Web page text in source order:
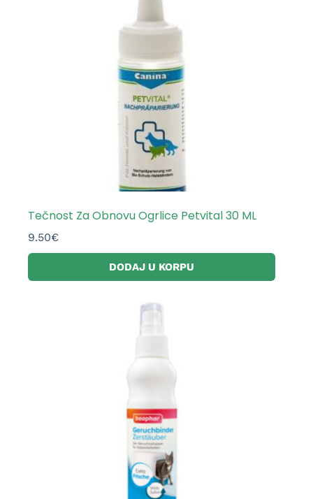
Tečnost Za Obnovu Ogrlice Petvital 30 ML
9.50€
DODAJ U KORPU